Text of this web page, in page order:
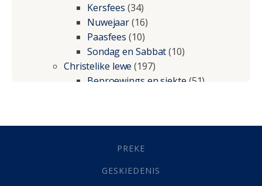
Kersfees (34)
Nuwejaar(16)
Paasfees (10)
Sondag en Sabbat(10)
Christelike lewe (197)
Beproewings en siekte(51)
Geestelike Groei(10)
(21)
Grys Areas(4)
PREKE
GESKIEDENIS